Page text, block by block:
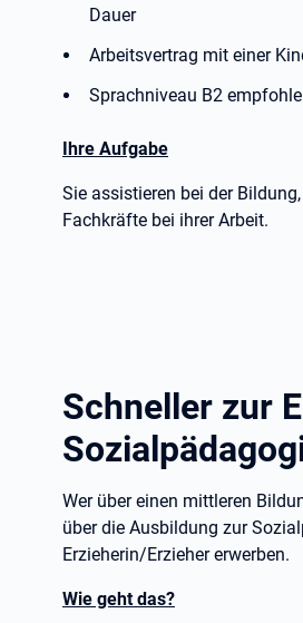
Dauer
Arbeitsvertrag mit einer
Sprachniveau B2
Ihre Aufgabe
Sie assistieren bei der
Fachkräfte bei ihrer Arbeit.
Schneller zur
Wer über einen mittleren
über die Ausbildung zur
Erzieherin/Erzieher erwerben.
Wie geht das?